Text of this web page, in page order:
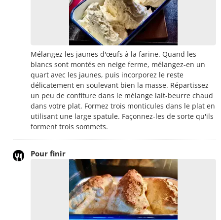
Mélangez les jaunes d'œufs à la farine. Quand les
blancs sont montés en neige ferme, mélangez-en un
quart avec les jaunes, puis incorporez le reste
délicatement en soulevant bien la masse. Répartissez
un peu de confiture dans le mélange lait-beurre chaud
dans votre plat. Formez trois monticules dans le plat en
utilisant une large spatule. Façonnez-les de sorte qu'ils
forment trois sommets.
Pour finir